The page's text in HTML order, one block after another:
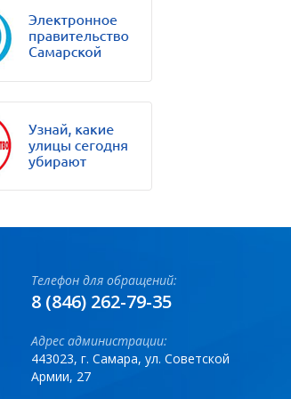
Телефон для обращений:
8 (846) 262-79-35
Адрес администрации:
443023, г. Самара, ул. Советской
Армии, 27